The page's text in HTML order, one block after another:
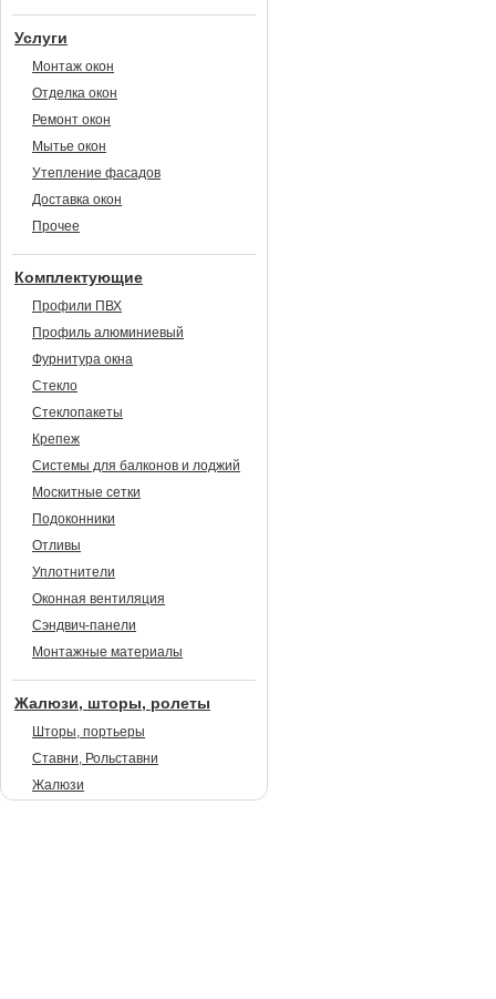
Услуги
Монтаж окон
Отделка окон
Ремонт окон
Мытье окон
Утепление фасадов
Доставка окон
Прочее
Комплектующие
Профили ПВХ
Профиль алюминиевый
Фурнитура окна
Стекло
Стеклопакеты
Крепеж
Системы для балконов и лоджий
Москитные сетки
Подоконники
Отливы
Уплотнители
Оконная вентиляция
Сэндвич-панели
Монтажные материалы
Жалюзи, шторы, ролеты
Шторы, портьеры
Ставни, Рольставни
Жалюзи